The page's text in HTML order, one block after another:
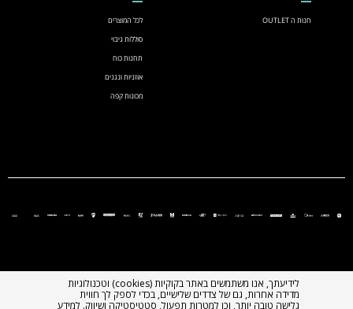
חנות ה OUTLET
לכל המוצרים
סוללות גיבוי
תחנות כוח
אוזניות ונגנים
מכונות קפה
לידיעתך, אנו משתמשים באתר בקוקיות (cookies) וטכנולוגיות
מדידה אחרות, גם של צדדים שלישיים, בכדי לספק לך חווית
גלישה טובה יותר, וכן למטרות תפעול, סטטיסטיקה ושיווק. למידע